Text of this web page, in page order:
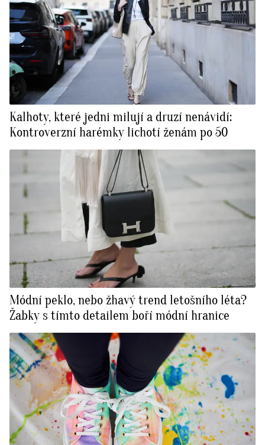
Kalhoty, které jedni milují a druzí nenávidí:
Kontroverzní harémky lichotí ženám po 50
Módní peklo, nebo žhavý trend letošního léta?
Žabky s tímto detailem boří módní hranice